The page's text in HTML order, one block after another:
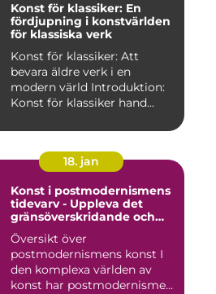
Konst för klassiker: En
fördjupning i konstvärlden
för klassiska verk
Konst för klassiker: Att
bevara äldre verk i en
modern värld Introduktion:
Konst för klassiker hand...
18. jan
Konst i postmodernismens
tidevarv - Uppleva det
gränsöverskridande och
mångfacetterade
Översikt över
postmodernismens konst I
den komplexa världen av
konst har postmodernismen